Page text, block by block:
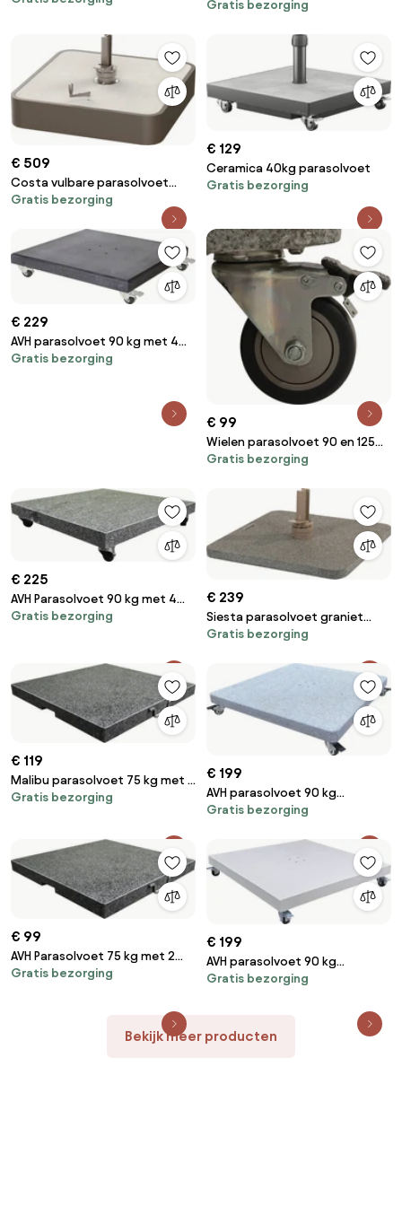
wielen graniet
Gratis bezorging
€ 509
Costa vulbare parasolvoet
ceramic plate 4 Seasons
Gratis bezorging
€ 129
Ceramica 40kg parasolvoet
Gratis bezorging
€ 229
AVH parasolvoet 90 kg met 4
wielen donker zwart graniet
Gratis bezorging
€ 99
Wielen parasolvoet 90 en 125
kg (set van 4) 4 Seasons
Gratis bezorging
€ 225
AVH Parasolvoet 90 kg met 4
wielen graniet
Gratis bezorging
€ 239
Siesta parasolvoet graniet
antraciet 90 kg 4 Seasons
Gratis bezorging
€ 119
Malibu parasolvoet 75 kg met 2
wielen en handgreep
Gratis bezorging
€ 199
AVH parasolvoet 90 kg
Hacienda / Siesta met 4 wielen
Gratis bezorging
€ 99
AVH Parasolvoet 75 kg met 2
wielen en handgreep graniet
Gratis bezorging
€ 199
AVH parasolvoet 90 kg
Hacienda / Siesta met 4 wielen
Gratis bezorging
Bekijk meer producten